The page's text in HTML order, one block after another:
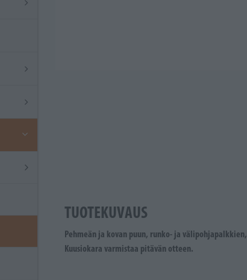
TUOTEKUVAUS
Pehmeän ja kovan puun, runko- ja
Kuusiokara varmistaa pitävän otteen.